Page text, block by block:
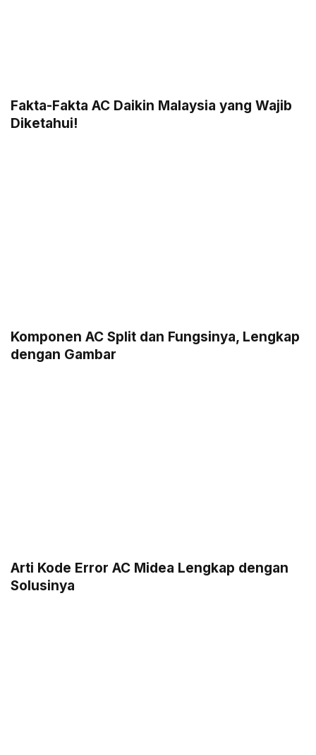
Fakta-Fakta AC Daikin Malaysia yang Wajib
Diketahui!
Komponen AC Split dan Fungsinya, Lengkap
dengan Gambar
Arti Kode Error AC Midea Lengkap dengan
Solusinya